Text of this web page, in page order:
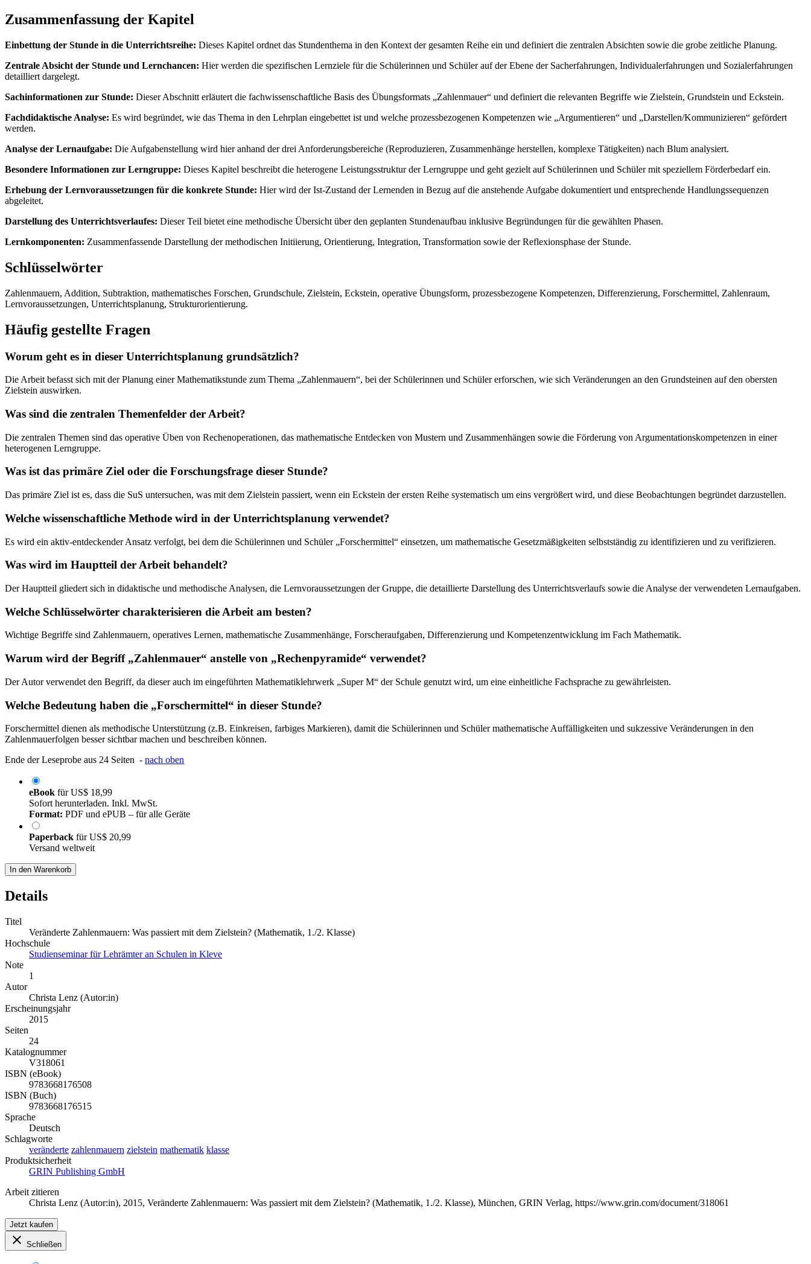
Zusammenfassung der Kapitel
Einbettung der Stunde in die Unterrichtsreihe: Dieses Kapitel ordnet das Stundenthema in den Kontext der gesamten Reihe ein und definiert die zentralen Absichten sowie die grobe zeitliche Planung.
Zentrale Absicht der Stunde und Lernchancen: Hier werden die spezifischen Lernziele für die Schülerinnen und Schüler auf der Ebene der Sacherfahrungen, Individualerfahrungen und Sozialerfahrungen
detailliert dargelegt.
Sachinformationen zur Stunde: Dieser Abschnitt erläutert die fachwissenschaftliche Basis des Übungsformats „Zahlenmauer“ und definiert die relevanten Begriffe wie Zielstein, Grundstein und Eckstein.
Fachdidaktische Analyse: Es wird begründet, wie das Thema in den Lehrplan eingebettet ist und welche prozessbezogenen Kompetenzen wie „Argumentieren“ und „Darstellen/Kommunizieren“ gefördert
werden.
Analyse der Lernaufgabe: Die Aufgabenstellung wird hier anhand der drei Anforderungsbereiche (Reproduzieren, Zusammenhänge herstellen, komplexe Tätigkeiten) nach Blum analysiert.
Besondere Informationen zur Lerngruppe: Dieses Kapitel beschreibt die heterogene Leistungsstruktur der Lerngruppe und geht gezielt auf Schülerinnen und Schüler mit speziellem Förderbedarf ein.
Erhebung der Lernvoraussetzungen für die konkrete Stunde: Hier wird der Ist-Zustand der Lernenden in Bezug auf die anstehende Aufgabe dokumentiert und entsprechende Handlungssequenzen
abgeleitet.
Darstellung des Unterrichtsverlaufes: Dieser Teil bietet eine methodische Übersicht über den geplanten Stundenaufbau inklusive Begründungen für die gewählten Phasen.
Lernkomponenten: Zusammenfassende Darstellung der methodischen Initiierung, Orientierung, Integration, Transformation sowie der Reflexionsphase der Stunde.
Schlüsselwörter
Zahlenmauern, Addition, Subtraktion, mathematisches Forschen, Grundschule, Zielstein, Eckstein, operative Übungsform, prozessbezogene Kompetenzen, Differenzierung, Forschermittel, Zahlenraum,
Lernvoraussetzungen, Unterrichtsplanung, Strukturorientierung.
Häufig gestellte Fragen
Worum geht es in dieser Unterrichtsplanung grundsätzlich?
Die Arbeit befasst sich mit der Planung einer Mathematikstunde zum Thema „Zahlenmauern“, bei der Schülerinnen und Schüler erforschen, wie sich Veränderungen an den Grundsteinen auf den obersten
Zielstein auswirken.
Was sind die zentralen Themenfelder der Arbeit?
Die zentralen Themen sind das operative Üben von Rechenoperationen, das mathematische Entdecken von Mustern und Zusammenhängen sowie die Förderung von Argumentationskompetenzen in einer
heterogenen Lerngruppe.
Was ist das primäre Ziel oder die Forschungsfrage dieser Stunde?
Das primäre Ziel ist es, dass die SuS untersuchen, was mit dem Zielstein passiert, wenn ein Eckstein der ersten Reihe systematisch um eins vergrößert wird, und diese Beobachtungen begründet darzustellen.
Welche wissenschaftliche Methode wird in der Unterrichtsplanung verwendet?
Es wird ein aktiv-entdeckender Ansatz verfolgt, bei dem die Schülerinnen und Schüler „Forschermittel“ einsetzen, um mathematische Gesetzmäßigkeiten selbstständig zu identifizieren und zu verifizieren.
Was wird im Hauptteil der Arbeit behandelt?
Der Hauptteil gliedert sich in didaktische und methodische Analysen, die Lernvoraussetzungen der Gruppe, die detaillierte Darstellung des Unterrichtsverlaufs sowie die Analyse der verwendeten Lernaufgaben.
Welche Schlüsselwörter charakterisieren die Arbeit am besten?
Wichtige Begriffe sind Zahlenmauern, operatives Lernen, mathematische Zusammenhänge, Forscheraufgaben, Differenzierung und Kompetenzentwicklung im Fach Mathematik.
Warum wird der Begriff „Zahlenmauer“ anstelle von „Rechenpyramide“ verwendet?
Der Autor verwendet den Begriff, da dieser auch im eingeführten Mathematiklehrwerk „Super M“ der Schule genutzt wird, um eine einheitliche Fachsprache zu gewährleisten.
Welche Bedeutung haben die „Forschermittel“ in dieser Stunde?
Forschermittel dienen als methodische Unterstützung (z.B. Einkreisen, farbiges Markieren), damit die Schülerinnen und Schüler mathematische Auffälligkeiten und sukzessive Veränderungen in den
Zahlenmauerfolgen besser sichtbar machen und beschreiben können.
Ende der Leseprobe aus 24 Seiten - nach oben
eBook fürUS$ 18,99
Sofort herunterladen. Inkl. MwSt.
Format: PDF und ePUB – für alle Geräte
Paperback fürUS$ 20,99
Versand weltweit
In den Warenkorb
Details
Titel
Veränderte Zahlenmauern: Was passiert mit dem Zielstein? (Mathematik, 1./2. Klasse)
Hochschule
Studienseminar für Lehrämter an Schulen in Kleve
Note
1
Autor
Christa Lenz (Autor:in)
Erscheinungsjahr
2015
Seiten
24
Katalognummer
V318061
ISBN (eBook)
9783668176508
ISBN (Buch)
9783668176515
Sprache
Deutsch
Schlagworte
veränderte zahlenmauern zielstein mathematik klasse
Produktsicherheit
GRIN Publishing GmbH
Arbeit zitieren
Christa Lenz (Autor:in), 2015, Veränderte Zahlenmauern: Was passiert mit dem Zielstein? (Mathematik, 1./2. Klasse), München, GRIN Verlag, https://www.grin.com/document/318061
Jetzt kaufen
Schließen